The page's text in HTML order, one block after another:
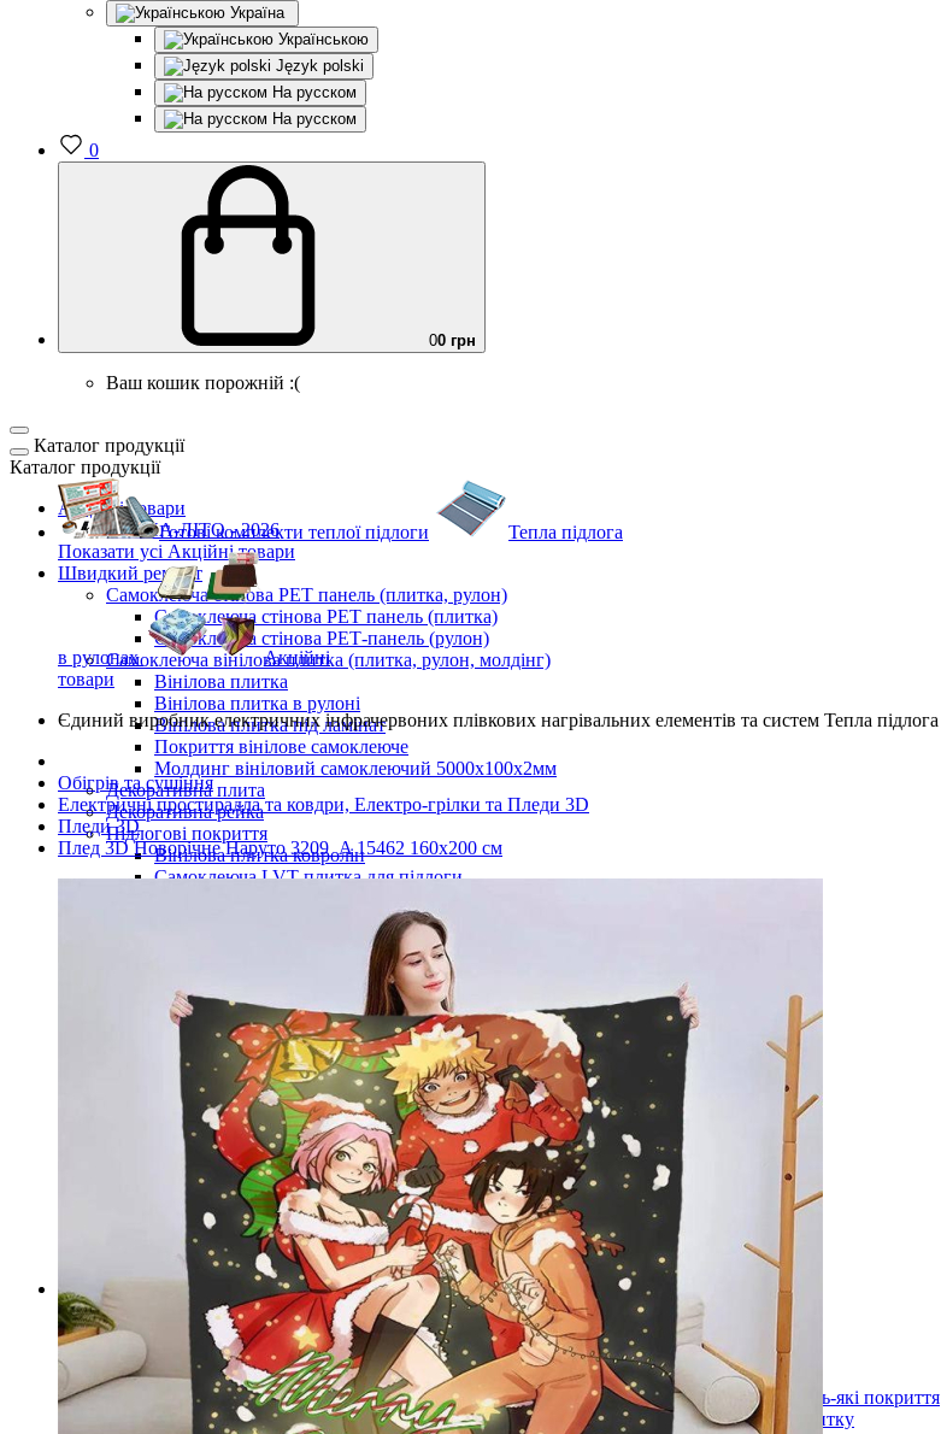
Україна
Українською
Język polski
На русском
На русском
0
00 грн
Ваш кошик порожній :(
Каталог продукції
Каталог продукції
Акційні товари
ВЕСНА-ЛІТО - 2026
Показати усі Акційні товари
Швидкий ремонт
Самоклеюча стінова PET панель (плитка, рулон)
Самоклеюча стінова PET панель (плитка)
Самоклеюча стінова РЕТ-панель (рулон)
Самоклеюча вінілова плитка (плитка, рулон, молдінг)
Вінілова плитка
Вінілова плитка в рулоні
Вінілова плитка під ламінат
Покриття вінілове самоклеюче
Молдинг вініловий самоклеючий 5000х100х2мм
Декоративна плита
Декоративна рейка
Підлогові покриття
Вінілова плитка ковролін
Самоклеюча LVT плитка для підлоги
Самоклеюче підлогове вінілове покриття в рулоні 3000х600х1,5мм
Самоклеючі декоративні 3D панелі
Самоклеюча декоративна 3D панель (рейка)
Самоклеюча декоративна 3D панель (рулон)
Самоклеюча декоративна 3D панель (плитка)
ПВХ панелі
Декоративна ПВХ панель (без клейового шару)
ПВХ панелі на самоклейці
Плівка (рулони)
Самоклеюча плівка
Плівка віконна
Самоклеюча поліуретанова плитка
Мозаїка з декоративного скла 298х298х4,5мм
Самоклеюча гнучка штукатурка (плитка, рулон)
Меблі для дому, дачі, пікніка
Показати усі Швидкий ремонт
Інфрачервона електрична плівкова тепла підлога
Інфрачервона плівка на метри
Готові комплекти теплої інфрачервоної плівкової підлоги
Комплекти для монтажу теплої підлоги Monocrystal під будь-які покриття
Комплекти для монтажу теплої підлоги Monocrystal під плитку
Комплекти для монтажу теплої підлоги Monocrystal (з терморегулятором) під будь-які покриття
Комплекти для монтажу теплої підлоги Monocrystal (з терморегулятором) під плитку
Готові комплекти теплої підлоги Тепла підлога
в рулонах
Акційні
товари
Єдиний виробникелектричних інфрачервоних плівкових нагрівальних елементів та систем Тепла підлога
Обігрів та сушіння
Електричні простирадла та ковдри, Електро-грілки та Пледи 3D
Пледи 3D
Плед 3D Новорічне Наруто 3209_A 15462 160х200 см